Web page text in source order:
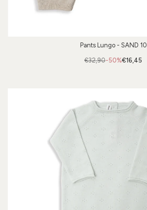
Pants Lungo - SAND 10
-50%
€32,90 €16,45